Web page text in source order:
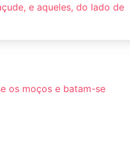
e aqueles, do lado de
os moços e batam-se